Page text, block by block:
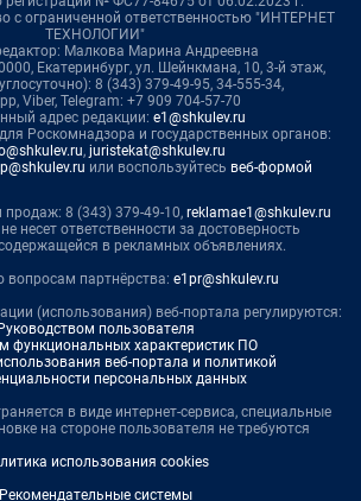
с ограниченной ответственностью "ИНТЕРНЕТ
ТЕХНОЛОГИИ"
Малкова Марина Андреевна
Екатеринбург, ул. Шейнкмана, 10, 3-й этаж,
8 (343) 379-49-95, 34-555-34,
Viber, Telegram: +7 909 704-57-70
адрес редакции: e1@shkulev.ru
Роскомнадзора и государственных органов:
, juristekat@shkulev.ru
или воспользуйтесь веб-формой
продаж: 8 (343) 379-49-10, reklamae1@shkulev.ru
несет ответственности за достоверность
в рекламных объявлениях.
вопросам партнёрства: e1pr@shkulev.ru
(использования) веб-портала регулируются:
Руководством пользователя
функциональных характеристик ПО
веб-портала и политикой
персональных данных
в виде интернет-сервиса, специальные
на стороне пользователя не требуются
использования cookies
Рекомендательные системы